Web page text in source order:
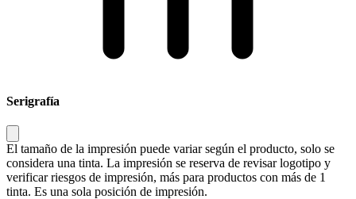
Serigrafía
El tamaño de la impresión puede variar según el producto, solo se
considera una tinta. La impresión se reserva de revisar logotipo y
verificar riesgos de impresión, más para productos con más de 1
tinta. Es una sola posición de impresión.